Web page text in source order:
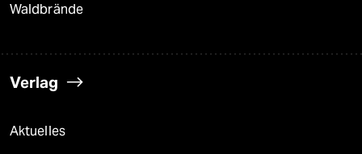
Waldbrände
Verlag
Aktuelles